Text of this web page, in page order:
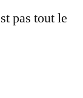
pas tout le